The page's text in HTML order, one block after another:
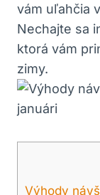
vám uľahčia
Nechajte sa
ktorá vám
zimy.
Výhody